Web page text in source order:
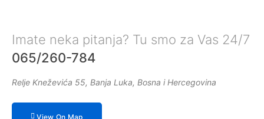
Imate neka pitanja? Tu smo za Vas 24/7
065/260-784
Relje Kneževića 55, Banja Luka, Bosna i Hercegovina
View On Map